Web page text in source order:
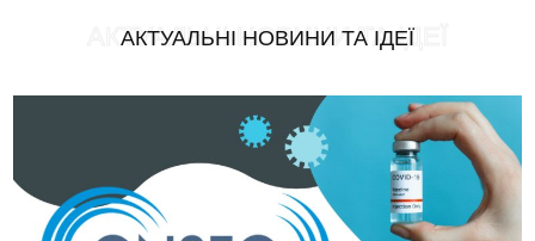
АКТУАЛЬНІ НОВИНИ ТА ІДЕЇ
АКТУАЛЬНІ НОВИНИ ТА ІДЕЇ